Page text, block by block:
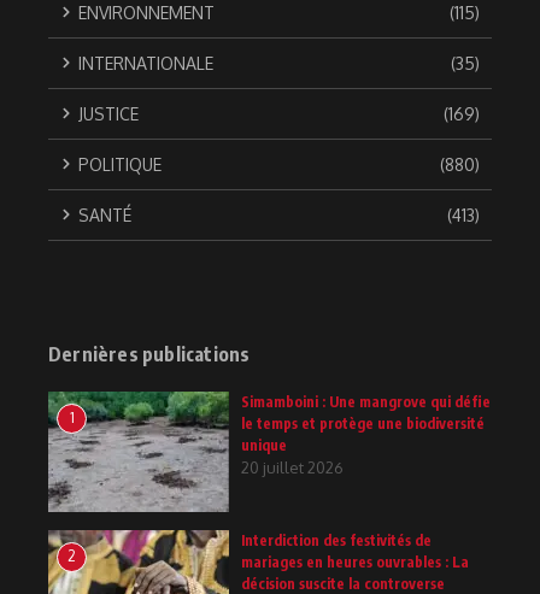
ENVIRONNEMENT (115)
INTERNATIONALE (35)
JUSTICE (169)
POLITIQUE (880)
SANTÉ (413)
Dernières publications
1
Simamboini : Une mangrove qui défie
le temps et protège une biodiversité
unique
20 juillet 2026
2
Interdiction des festivités de
mariages en heures ouvrables : La
décision suscite la controverse